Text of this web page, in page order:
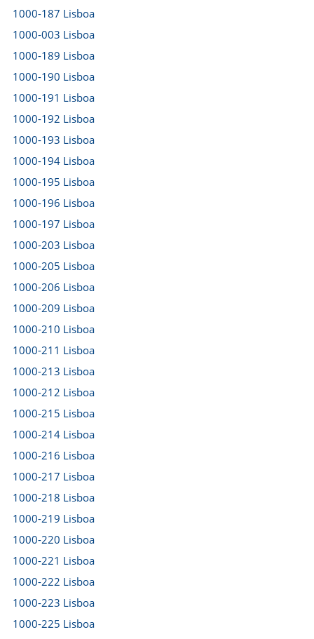
1000-187 Lisboa
1000-003 Lisboa
1000-189 Lisboa
1000-190 Lisboa
1000-191 Lisboa
1000-192 Lisboa
1000-193 Lisboa
1000-194 Lisboa
1000-195 Lisboa
1000-196 Lisboa
1000-197 Lisboa
1000-203 Lisboa
1000-205 Lisboa
1000-206 Lisboa
1000-209 Lisboa
1000-210 Lisboa
1000-211 Lisboa
1000-213 Lisboa
1000-212 Lisboa
1000-215 Lisboa
1000-214 Lisboa
1000-216 Lisboa
1000-217 Lisboa
1000-218 Lisboa
1000-219 Lisboa
1000-220 Lisboa
1000-221 Lisboa
1000-222 Lisboa
1000-223 Lisboa
1000-225 Lisboa